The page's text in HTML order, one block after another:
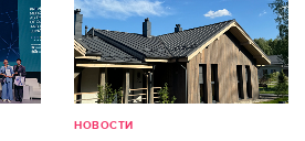
НОВОСТИ